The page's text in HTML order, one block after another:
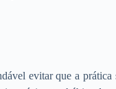
evitar que a prática